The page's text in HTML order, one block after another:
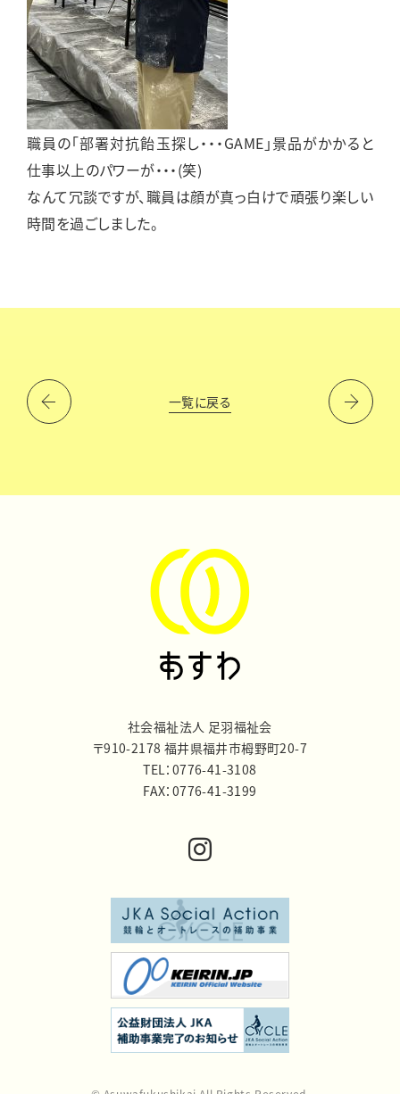
職員の「部署対抗飴玉探し・・・GAME」景品がかかると
仕事以上のパワーが・・・(笑)
なんて冗談ですが、職員は顔が真っ白けで頑張り楽しい
時間を過ごしました。
一覧に戻る
社会福祉法人 足羽福祉会
〒910-2178 福井県福井市栂野町20-7
TEL：0776-41-3108
FAX：0776-41-3199